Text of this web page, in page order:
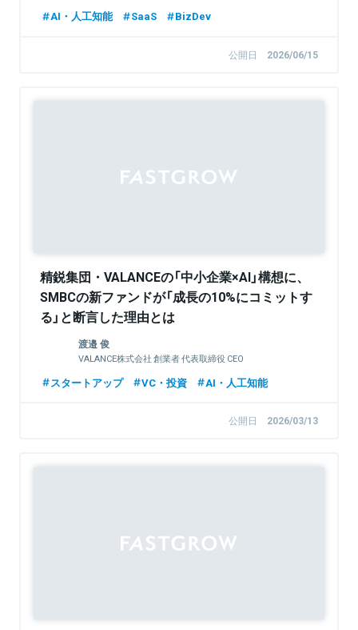
AI・人工知能 SaaS BizDev
公開日 2026/06/15
精鋭集団・VALANCEの「中小企業×AI」構想に、
SMBCの新ファンドが「成長の10%にコミットす
る」と断言した理由とは
渡邉 俊
VALANCE株式会社 創業者 代表取締役 CEO
スタートアップ VC・投資 AI・人工知能
公開日 2026/03/13